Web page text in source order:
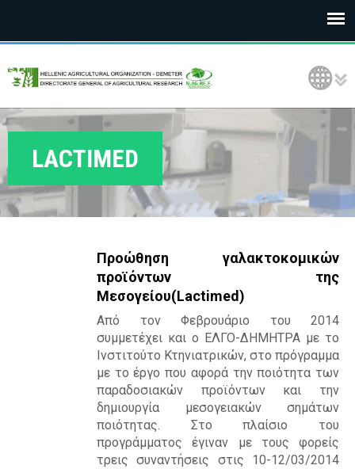
E
G
D
E
Language Selection
LACTIMED
Προώθηση γαλακτοκομικών
προϊόντων της
Μεσογείου(Lactimed)
Από τον Φεβρουάριο του 2014
συμμετέχει και ο ΕΛΓΟ-ΔΗΜΗΤΡΑ με το
Ινστιτούτο Κτηνιατρικών, στο πρόγραμμα
με το έργο που αφορά την ποιότητα των
παραδοσιακών προϊόντων και την
δημιουργία μεσογειακών σημάτων
ποιότητας. Στο πλαίσιο του
προγράμματος έγιναν με τους φορείς
τρεις συναντήσεις στις 10-12/03/2014